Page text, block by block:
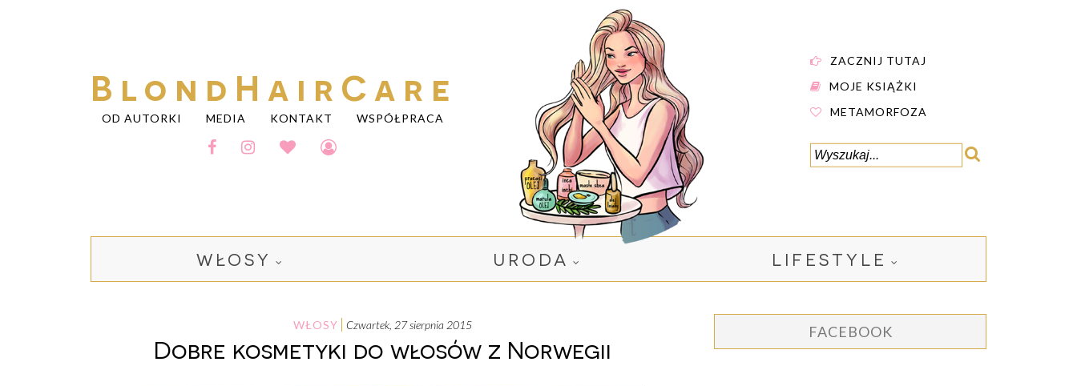
BlondHairCare
OD AUTORKI MEDIA KONTAKT WSPÓŁPRACA
ZACZNIJ TUTAJ
MOJE KSIĄŻKI
METAMORFOZA
WŁOSY URODA LIFESTYLE
WŁOSY czwartek, 27 sierpnia 2015
Dobre kosmetyki do włosów z Norwegii
FACEBOOK